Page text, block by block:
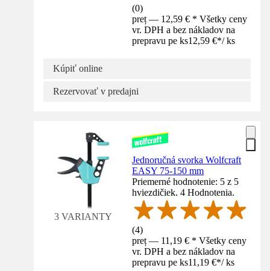
(0)
preț — 12,59 € * Všetky ceny
vr. DPH a bez nákladov na
prepravu pe ks12,59 €*/ ks
Kúpiť online
Rezervovať v predajni
3 VARIANTY
Jednoručná svorka Wolfcraft
EASY 75-150 mm
Priemerné hodnotenie: 5 z 5
hviezdičiek. 4 Hodnotenia.
(4)
preț — 11,19 € * Všetky ceny
vr. DPH a bez nákladov na
prepravu pe ks11,19 €*/ ks